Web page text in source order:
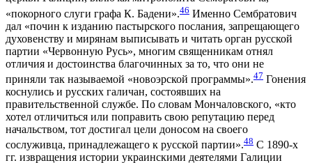
«покорного слуги графа К. Бадени».46 Именно Сембратович
дал «почин к изданию пастырского послания, запрещающего
духовенству и мирянам выписывать и читать орган русской
партии «Червонную Русь», многим священникам отнял
отличия и достоинства благочинных за то, что они не
приняли так называемой «новоэрской программы».47 Гонения
коснулись и русских галичан, состоявших на
правительственной службе. По словам Мончаловского, «кто
хотел отличиться или поправить свою репутацию перед
начальством, тот достигал цели доносом на своего
сослуживца, принадлежащего к русской партии».48 С 1890-х
гг. извращения истории украинскими деятелями Галиции